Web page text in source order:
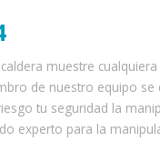
muestre
de nuestro equipo se
tu seguridad la
experto para la